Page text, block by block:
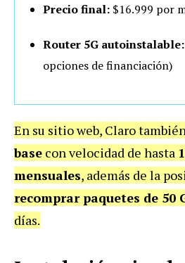
Precio final: $16.999 por
Router 5G autoinstalable:
opciones de financiación)
En su sitio web, Claro
base con velocidad de hasta
mensuales, además de la
recomprar paquetes de 50
días.